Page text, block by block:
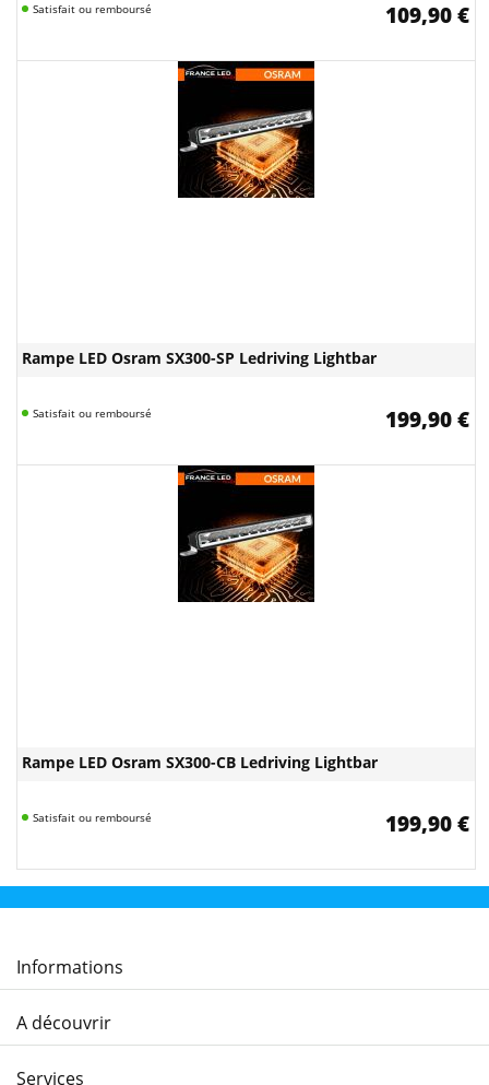
Satisfait ou remboursé 109,90 €
Rampe LED Osram SX300-SP Ledriving Lightbar
Satisfait ou remboursé 199,90 €
Rampe LED Osram SX300-CB Ledriving Lightbar
Satisfait ou remboursé 199,90 €
Informations
A découvrir
Services